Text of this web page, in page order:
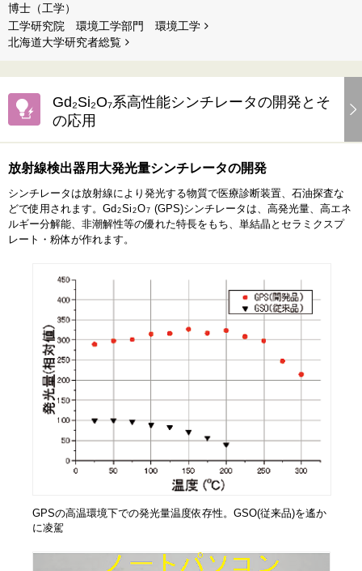
博士（工学）
工学研究院 環境工学部門 環境工学
北海道⼤学研究者総覧
Gd₂Si₂O₇系高性能シンチレータの開発とそ
の応用
放射線検出器用大発光量シンチレータの開発
シンチレータは放射線により発光する物質で医療診断装置、石油探査な
どで使用されます。Gd2Si 2O7 (GPS)シンチレータは、高発光量、高エネ
ルギー分解能、非潮解性等の優れた特長をもち、単結晶とセラミクスプ
レート・粉体が作れます。
GPSの高温環境下での発光量温度依存性。GSO(従来品)を遙か
に凌駕